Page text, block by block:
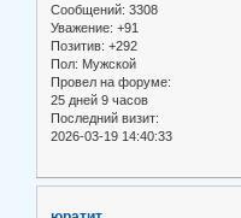
Сообщений: 3308
Уважение: +91
Позитив: +292
Пол: Мужской
Провел на форуме:
25 дней 9 часов
Последний визит:
2026-03-19 14:40:33